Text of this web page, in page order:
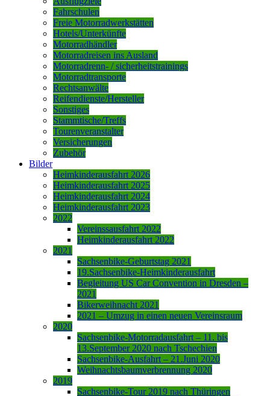
Fahrschulen
Freie Motorradwerkstätten
Hotels/Unterkünfte
Motorradhändler
Motorradreisen ins Ausland
Motorradrenn- / sicherheitstrainings
Motorradtransporte
Rechtsanwälte
Reifendienste/Hersteller
Sonstiges
Stammtische/Treffs
Tourenveranstalter
Versicherungen
Zubehör
Bilder
Heimkinderausfahrt 2026
Heimkinderausfahrt 2025
Heimkinderausfahrt 2024
Heimkinderausfahrt 2023
2022
Vereinssausfahrt 2022
Heimkinderausfahrt 2022
2021
Sachsenbike-Geburtstag 2021
19.Sachsenbike-Heimkinderausfahrt
Begleitung US Car Convention in Dresden –
2021
Bikerweihnacht 2021
2021 – Umzug in einen neuen Vereinsraum
2020
Sachsenbike-Motorradausfahrt – 11. bis
13.September 2020 nach Tschechien
Sachsenbike-Ausfahrt – 21.Juni 2020
Weihnachtsbaumverbrennung 2020
2019
Sachsenbike-Tour 2019 nach Thüringen